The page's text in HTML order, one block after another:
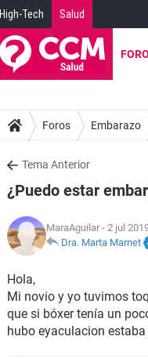
High-Tech Salud
Foros Embarazo
Tema Anterior
¿Puedo estar
MaraAguilar - 2 jul
Dra. Marta Marnet
Hola,
Mi novio y yo tuvimos
que si bóxer tenía un
hubo eyaculacion